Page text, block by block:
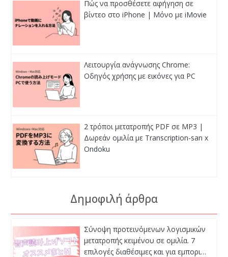
Πώς να προσθέσετε αφήγηση σε
βίντεο στο iPhone | Μόνο με iMovie
Λειτουργία ανάγνωσης Chrome:
Οδηγός χρήσης με εικόνες για PC
2 τρόποι μετατροπής PDF σε MP3 |
Δωρεάν ομιλία με Transcription-san x
Ondoku
Δημοφιλή άρθρα
Σύνοψη προτεινόμενων λογισμικών
μετατροπής κειμένου σε ομιλία. 7
επιλογές διαθέσιμες και για εμπορι…